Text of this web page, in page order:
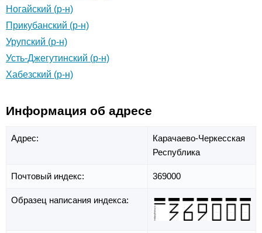
Ногайский (р-н)
Прикубанский (р-н)
Урупский (р-н)
Усть-Джегутинский (р-н)
Хабезский (р-н)
Информация об адресе
Адрес:
Карачаево-Черкесская
Республика
Почтовый индекс: 369000
Образец написания индекса: